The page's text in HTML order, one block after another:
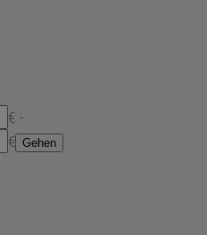
€ -
€ Gehen